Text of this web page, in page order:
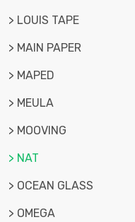
> LOUIS TAPE
> MAIN PAPER
> MAPED
> MEULA
> MOOVING
> NAT
> OCEAN GLASS
> OMEGA